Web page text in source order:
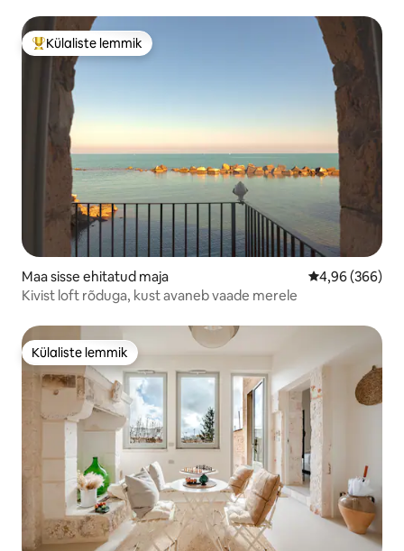
Külaliste suur lemmik
Külaliste lemmik
Maa sisse ehitatud maja Keskmine
4,96 (366)
Kivist loft rõduga, kust avaneb vaade merele
Külaliste lemmik
Külaliste lemmik